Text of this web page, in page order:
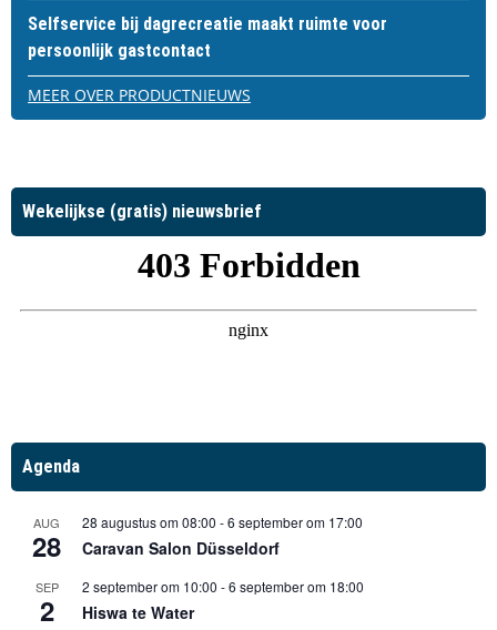
Selfservice bij dagrecreatie maakt ruimte voor
persoonlijk gastcontact
MEER OVER PRODUCTNIEUWS
Wekelijkse (gratis) nieuwsbrief
Agenda
AUG
28
28 augustus om 08:00 -6 september om 17:00
Caravan Salon Düsseldorf
SEP
2
2 september om 10:00 -6 september om 18:00
Hiswa te Water